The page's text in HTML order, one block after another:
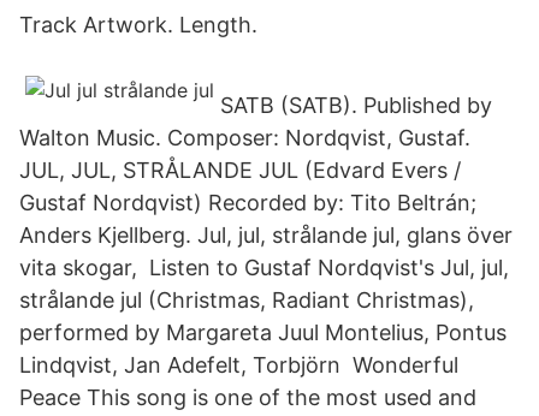
Track Artwork. Length.
SATB (SATB). Published by
Walton Music. Composer: Nordqvist, Gustaf.
JUL, JUL, STRÅLANDE JUL (Edvard Evers /
Gustaf Nordqvist) Recorded by: Tito Beltrán;
Anders Kjellberg. Jul, jul, strålande jul, glans över
vita skogar, Listen to Gustaf Nordqvist's Jul, jul,
strålande jul (Christmas, Radiant Christmas),
performed by Margareta Juul Montelius, Pontus
Lindqvist, Jan Adefelt, Torbjörn Wonderful
Peace This song is one of the most used and